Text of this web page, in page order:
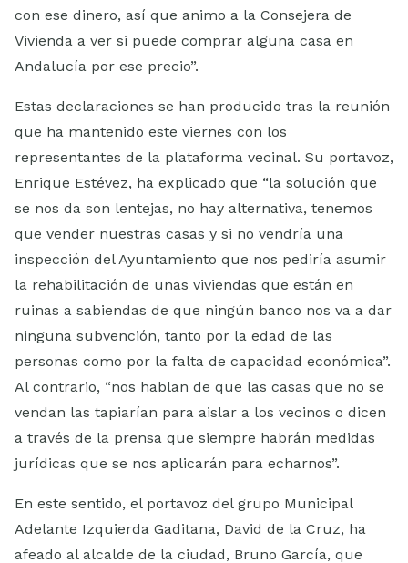
con ese dinero, así que animo a la Consejera de
Vivienda a ver si puede comprar alguna casa en
Andalucía por ese precio”.
Estas declaraciones se han producido tras la reunión
que ha mantenido este viernes con los
representantes de la plataforma vecinal. Su portavoz,
Enrique Estévez, ha explicado que “la solución que
se nos da son lentejas, no hay alternativa, tenemos
que vender nuestras casas y si no vendría una
inspección del Ayuntamiento que nos pediría asumir
la rehabilitación de unas viviendas que están en
ruinas a sabiendas de que ningún banco nos va a dar
ninguna subvención, tanto por la edad de las
personas como por la falta de capacidad económica”.
Al contrario, “nos hablan de que las casas que no se
vendan las tapiarían para aislar a los vecinos o dicen
a través de la prensa que siempre habrán medidas
jurídicas que se nos aplicarán para echarnos”.
En este sentido, el portavoz del grupo Municipal
Adelante Izquierda Gaditana, David de la Cruz, ha
afeado al alcalde de la ciudad, Bruno García, que